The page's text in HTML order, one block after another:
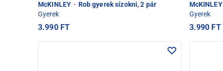
McKINLEY · Rob gyerek sízokni, 2 pár
Gyerek
3.990 FT
McKINLEY
Gyerek
3.990 FT